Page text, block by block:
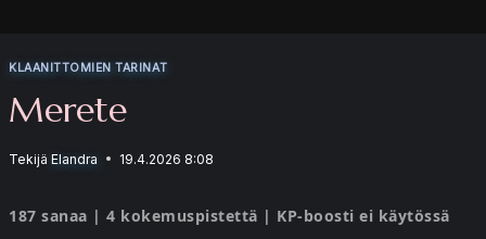
KLAANITTOMIEN TARINAT
Merete
Tekijä Elandra 19.4.2026 8:08
187 sanaa | 4 kokemuspistettä | KP-boosti ei käytössä